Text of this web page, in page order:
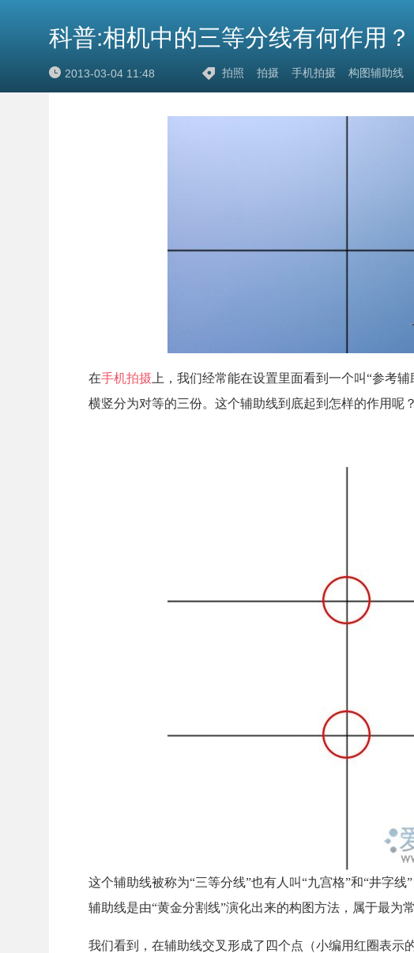
科普:相机中的三等分线有何作用？
2013-03-04 11:48 拍照 拍摄 手机拍摄 构图辅助线
在手机拍摄 上，我们经常能在设置里面看到一个叫“参考
横竖分为对等的三份。这个辅助线到底起到怎样的作用呢？
这个辅助线被称为“三等分线”也有人叫“九宫格”和“井字
辅助线是由“黄金分割线”演化出来的构图方法，属于最为
我们看到，在辅助线交叉形成了四个点（小编用红圈表